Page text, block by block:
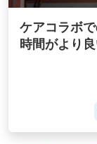
ケアコラボ
時間がより